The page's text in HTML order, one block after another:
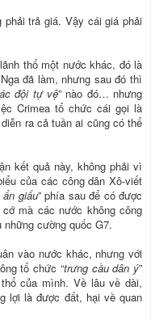
phải trả giá. Vậy cái giá phải
thổ một nước khác, đó là
đã làm, nhưng sau đó thì
đội tự vệ” nào đó… nhưng
Crimea tổ chức cái gọi là
ra cả tuần ai cũng có thể
kết quả này, không phải vì
của các công dân Xô-viết
giấu” phía sau để có được
mà các nước không công
những cường quốc G7.
vào nước khác, nhưng với
tổ chức “trưng cầu dân ý”
của mình. Về lâu về dài,
lợi là được đất, hại về quan